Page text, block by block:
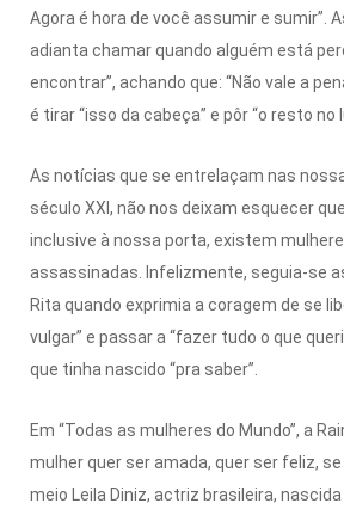
Agora é hora de você assumir e sumir”.
adianta chamar quando alguém está
encontrar”, achando que: “Não vale a
é tirar “isso da cabeça” e pôr “o resto no
As notícias que se entrelaçam nas
século XXI, não nos deixam esquecer
inclusive à nossa porta, existem
assassinadas.
Infelizmente, seguia-se
Rita quando exprimia a coragem de se
vulgar” e passar a “fazer tudo o que
que tinha nascido “pra saber”.
Em “Todas as mulheres do Mundo”, a
mulher quer ser amada, quer ser feliz,
meio Leila Diniz, actriz brasileira, nascida